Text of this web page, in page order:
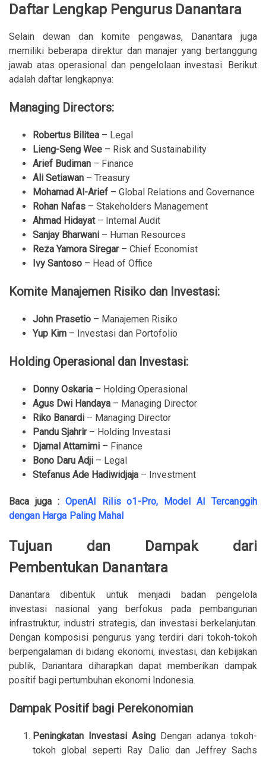
Daftar Lengkap Pengurus Danantara
Selain dewan dan komite pengawas, Danantara juga
memiliki beberapa direktur dan manajer yang bertanggung
jawab atas operasional dan pengelolaan investasi. Berikut
adalah daftar lengkapnya:
Managing Directors:
Robertus Bilitea – Legal
Lieng-Seng Wee – Risk and Sustainability
Arief Budiman – Finance
Ali Setiawan – Treasury
Mohamad Al-Arief – Global Relations and Governance
Rohan Nafas – Stakeholders Management
Ahmad Hidayat– Internal Audit
Sanjay Bharwani – Human Resources
Reza Yamora Siregar– Chief Economist
Ivy Santoso – Head of Office
Komite Manajemen Risiko dan Investasi:
John Prasetio – Manajemen Risiko
Yup Kim – Investasi dan Portofolio
Holding Operasional dan Investasi:
Donny Oskaria – Holding Operasional
Agus Dwi Handaya – Managing Director
Riko Banardi – Managing Director
Pandu Sjahrir– Holding Investasi
Djamal Attamimi – Finance
Bono Daru Adji – Legal
Stefanus Ade Hadiwidjaja – Investment
Baca juga : OpenAI Rilis o1-Pro, Model AI Tercanggih
dengan Harga Paling Mahal
Tujuan dan Dampak dari
Pembentukan Danantara
Danantara dibentuk untuk menjadi badan pengelola
investasi nasional yang berfokus pada pembangunan
infrastruktur, industri strategis, dan investasi berkelanjutan.
Dengan komposisi pengurus yang terdiri dari tokoh-tokoh
berpengalaman di bidang ekonomi, investasi, dan kebijakan
publik, Danantara diharapkan dapat memberikan dampak
positif bagi pertumbuhan ekonomi Indonesia.
Dampak Positif bagi Perekonomian
Peningkatan Investasi Asing Dengan adanya tokoh-
tokoh global seperti Ray Dalio dan Jeffrey Sachs